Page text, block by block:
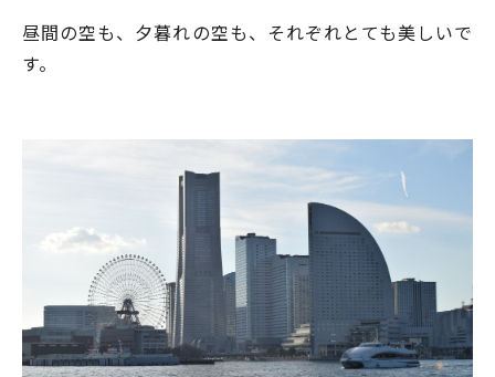
昼間の空も、夕暮れの空も、それぞれとても美しいで
す。